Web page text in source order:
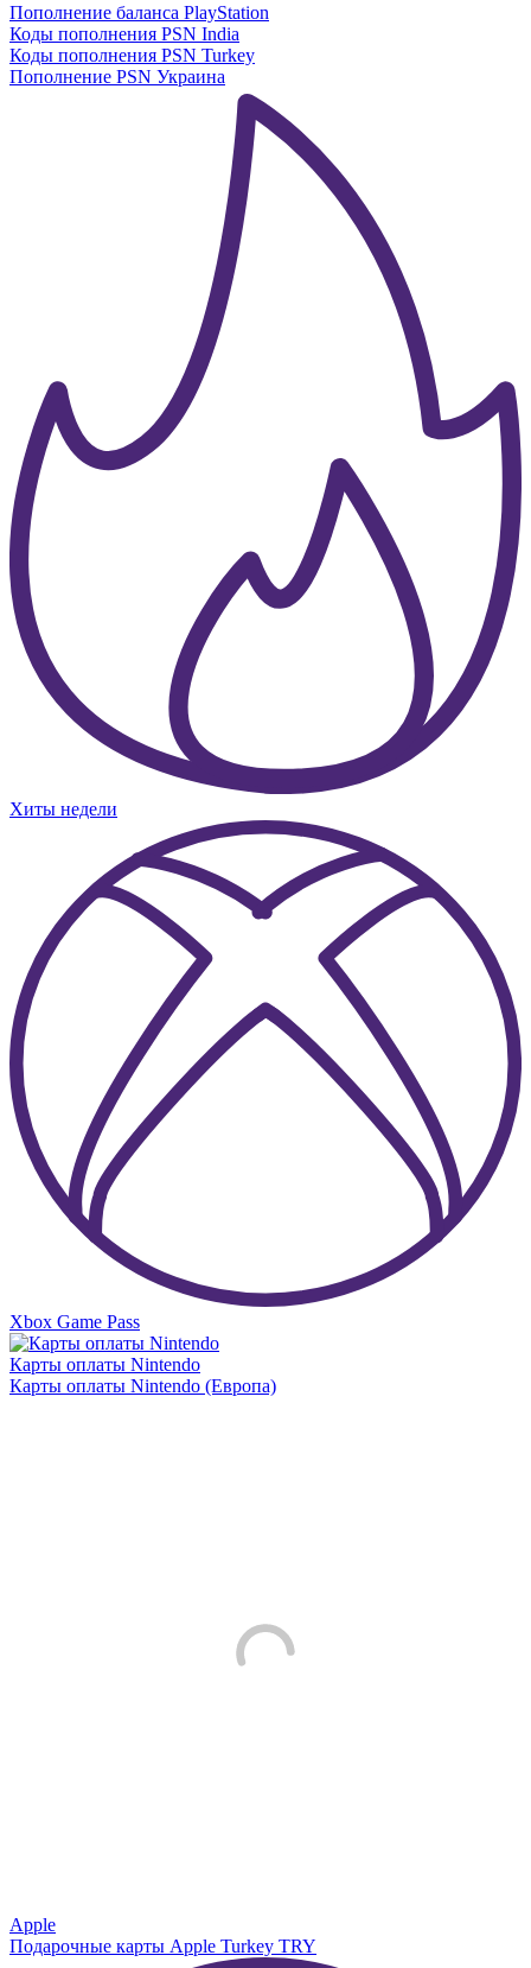
Пополнение баланса PlayStation
Коды пополнения PSN India
Коды пополнения PSN Turkey
Пополнение PSN Украина
Хиты недели
Xbox Game Pass
Карты оплаты Nintendo
Карты оплаты Nintendo (Европа)
Apple
Подарочные карты Apple Turkey TRY